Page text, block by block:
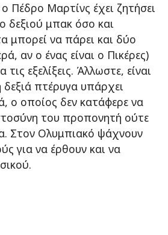
Πέδρο Μαρτίνς έχει ζητήσει
δεξιού μπακ όσο και
μπορεί να πάρει και δύο
αν ο ένας είναι ο Πικέρες)
τις εξελίξεις. Άλλωστε, είναι
πτέρυγα υπάρχει
ο οποίος δεν κατάφερε να
του προπονητή ούτε
Στον Ολυμπιακό ψάχνουν
για να έρθουν και να